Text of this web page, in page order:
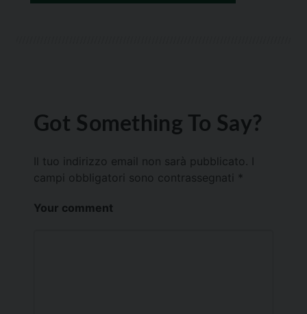
Got Something To Say?
Il tuo indirizzo email non sarà pubblicato.
campi obbligatori sono contrassegnati *
Your comment